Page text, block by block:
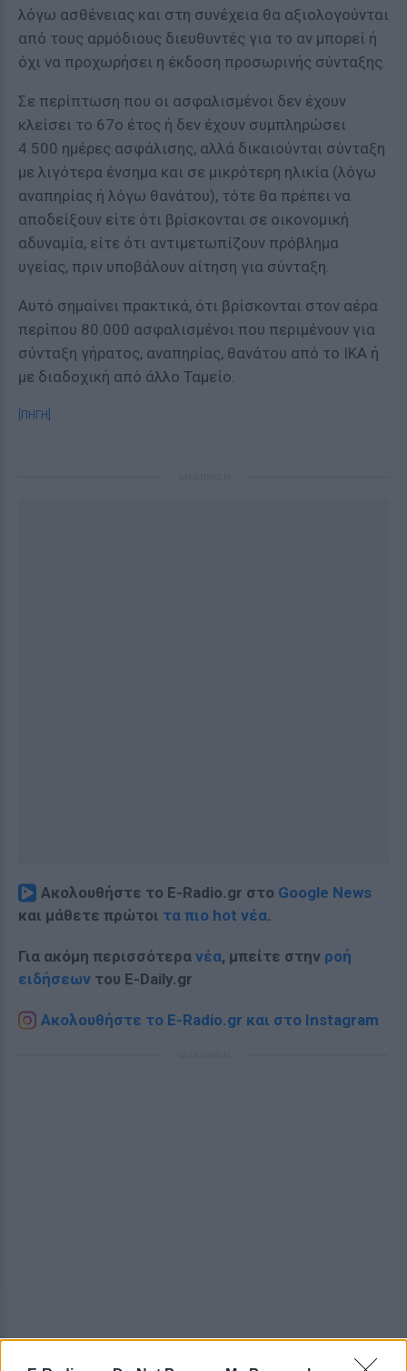
λόγω ασθένειας και στη συνέχεια θα αξιολογούνται
από τους αρμόδιους διευθυντές για το αν μπορεί ή
όχι να προχωρήσει η έκδοση προσωρινής σύνταξης.
Σε περίπτωση που οι ασφαλισμένοι δεν έχουν
κλείσει το 67ο έτος ή δεν έχουν συμπληρώσει
4.500 ημέρες ασφάλισης, αλλά δικαιούνται σύνταξη
με λιγότερα ένσημα και σε μικρότερη ηλικία (λόγω
αναπηρίας ή λόγω θανάτου), τότε θα πρέπει να
αποδείξουν είτε ότι βρίσκονται σε οικονομική
αδυναμία, είτε ότι αντιμετωπίζουν πρόβλημα
υγείας, πριν υποβάλουν αίτηση για σύνταξη.
Αυτό σημαίνει πρακτικά, ότι βρίσκονται στον αέρα
περίπου 80.000 ασφαλισμένοι που περιμένουν για
σύνταξη γήρατος, αναπηρίας, θανάτου από το ΙΚΑ ή
με διαδοχική από άλλο Ταμείο.
[ΠΗΓΗ]
Ακολουθήστε το E-Radio.gr στο Google News
και μάθετε πρώτοι τα πιο hot νέα.
Για ακόμη περισσότερα νέα, μπείτε στην ροή
ειδήσεων του E-Daily.gr
Ακολουθήστε το E-Radio.gr και στο Instagram